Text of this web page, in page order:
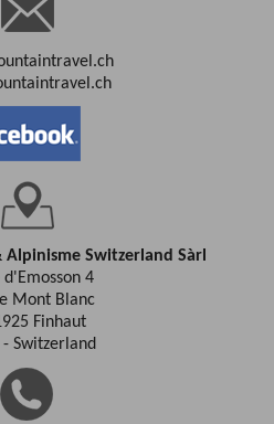
Alpinisme Switzerland Sàrl
d'Emosson 4
Mont Blanc
Finhaut
- Switzerland